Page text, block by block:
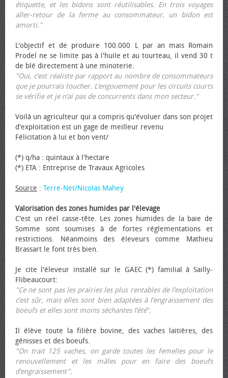
étiquette, et les bidons sont réutilisables. En trois voyages
aller-retour de la ferme au consommateur, un bidon est
amorti."
L'objectif et de produire 100.000 L par an mais Romain
Prodel ne se limite pas à l'huile et au tourteau, il vend 30 t
de blé directement à une minoterie.
"Oui, c’est réaliste par rapport au nombre de consommateurs
que je pourrais toucher. L’engouement pour les circuits courts
se vérifie et je n’ai pas de concurrents dans mon secteur."
Voilà un agriculteur qui a compris qu'évoluer dans son projet
d'exploitation est un gage de meilleur revenu
Félicitation à lui et bon vent/
(*) q/ha : quintaux à l'hectare
(*) ETA : Entreprise de Travaux Agricoles
Source : Terre-Net/Nicolas Mahey
Valorisation des zones humides par l'élevage
C'est un réel casse-tête. Les zones humides de la baie de
Somme sont soumises à de fortes réglementations et
restrictions. Néanmoins des éleveurs comme Mathieu
Brassart le font très bien.
Je cite l'éleveur installé sur le GAEC (*) familial à Sailly-
Flibeaucourt:
"Ce ne sont pas les prairies les plus rentables de l’exploitation
c’est sûr, mais elles sont bien adaptées à l’engraissement des
bœufs et elles sont moins séchantes l’été".
Il élève toute la filière bovine, des vaches laitières, des
génisses et des bœufs.
"On trait 125 vaches, on garde toutes les femelles pour le
renouvellement et les mâles pour en faire des bœufs
d’engraissement".